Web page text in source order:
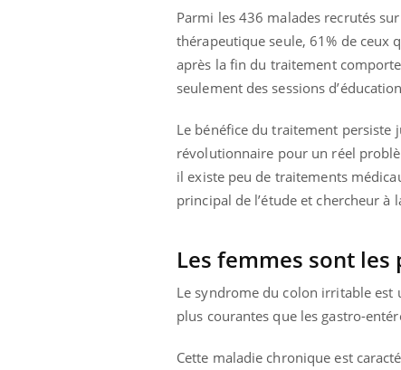
Parmi les 436 malades recrutés
thérapeutique seule, 61% de ceux
après la fin du traitement
seulement des sessions
Le bénéfice du traitement
révolutionnaire pour un réel
il existe peu de traitements
principal de l’étude et chercheur à
Les femmes sont les
Le syndrome du colon irritable est
plus courantes que les gastro-
Cette maladie chronique est